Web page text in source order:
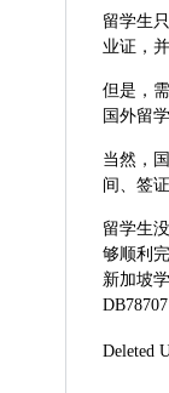
留学生
业证，
但是，
国外留
当然，
间、签
留学生
够顺利完
新加坡
DB78707
Deleted